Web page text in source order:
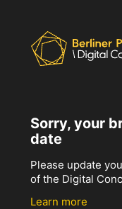
Sorry, your
date
Please update
of the Digital
Learn more